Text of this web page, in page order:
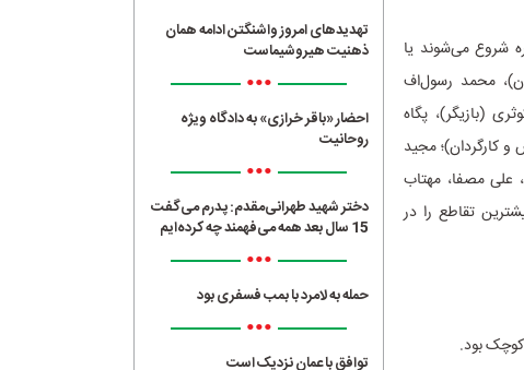
شروع می‌شوند یا
محمد رسول‌اف
(بازیگر)، پگاه
و کارگردان)؛ مجید
علی مصفا، مهتاب
تقاطع را در
تهدیدهای امروز واشنگتن ادامه همان
ذهنیت هیروشیماست
•••
احضار «باقر خرازی» به دادگاه ویژه
روحانیت
•••
دختر شهید طهرانی‌مقدم: پدرم می‌گفت
15 سال بعد همه می‌فهمند چه کرده‌ایم
•••
حمله به لامرد با بمب فسفری بود
•••
توافق با عمان نزدیک است